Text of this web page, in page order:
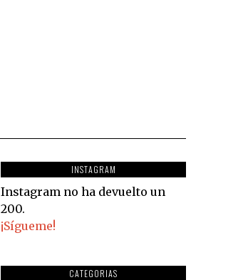
INSTAGRAM
Instagram no ha devuelto un
200.
¡Sígueme!
CATEGORIAS